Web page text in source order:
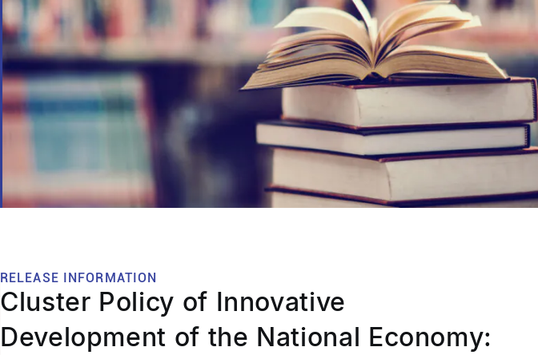
Cluster Policy of Innovative
Development of the National Economy:
RELEASE INFORMATION